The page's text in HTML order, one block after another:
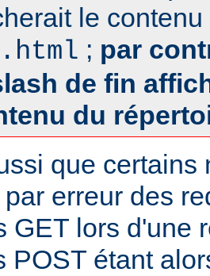
le
; par
de fin
du
que certains
erreur des
GET lors d'une
POST étant